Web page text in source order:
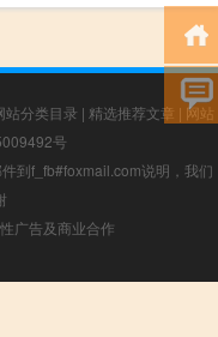
站分类目录 | 精选推荐文章 | 网站
号
到f_fb#foxmail.com说明，我们
广告及商业合作